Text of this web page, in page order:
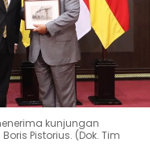
kunjungan
Pistorius. (Dok. Tim